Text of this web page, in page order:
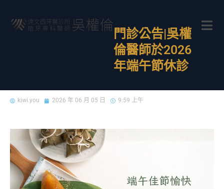
門診公告|吳權
倫醫師於2026
年端午節休診
kiwi.you 2026 年 06 月 05 日 9:59 上午